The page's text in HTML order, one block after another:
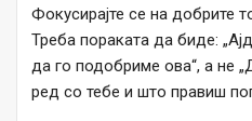
Фокусирајте се на добрите
Треба пораката да биде:
да го подобриме ова“, а не
ред со тебе и што правиш